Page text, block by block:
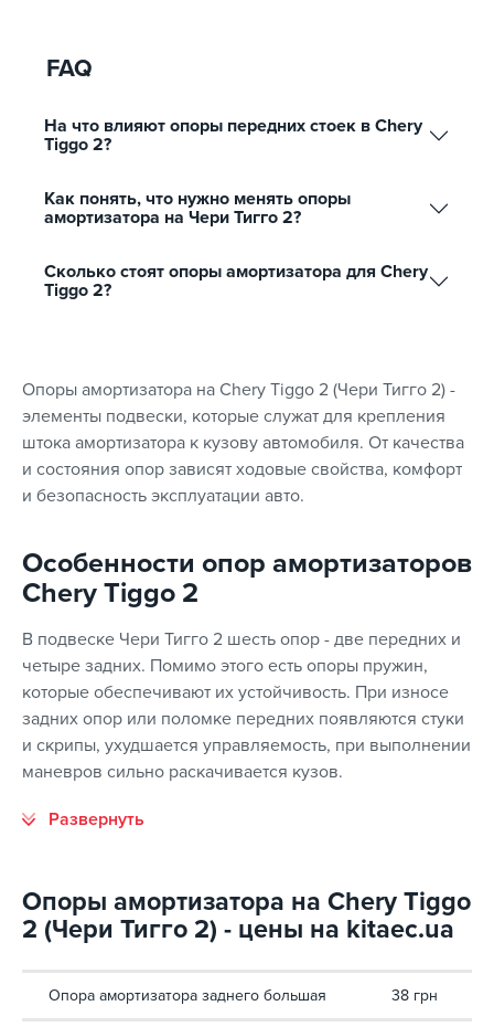
FAQ
На что влияют опоры передних стоек в Chery
Tiggo 2?
Как понять, что нужно менять опоры
амортизатора на Чери Тигго 2?
Сколько стоят опоры амортизатора для Chery
Tiggo 2?
Опоры амортизатора на Chery Tiggo 2 (Чери Тигго 2) -
элементы подвески, которые служат для крепления
штока амортизатора к кузову автомобиля. От качества
и состояния опор зависят ходовые свойства, комфорт
и безопасность эксплуатации авто.
Особенности опор амортизаторов
Chery Tiggo 2
В подвеске Чери Тигго 2 шесть опор - две передних и
четыре задних. Помимо этого есть опоры пружин,
которые обеспечивают их устойчивость. При износе
задних опор или поломке передних появляются стуки
и скрипы, ухудшается управляемость, при выполнении
маневров сильно раскачивается кузов.
Опоры амортизатора на Chery Tiggo
2 (Чери Тигго 2) - цены на kitaec.ua
Опора амортизатора заднего большая 38 грн